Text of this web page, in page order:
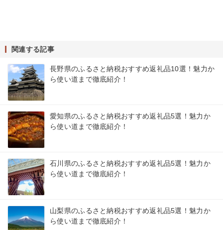
関連する記事
長野県のふるさと納税おすすめ返礼品10選！魅力か
ら使い道まで徹底紹介！
愛知県のふるさと納税おすすめ返礼品5選！魅力か
ら使い道まで徹底紹介！
石川県のふるさと納税おすすめ返礼品5選！魅力か
ら使い道まで徹底紹介！
山梨県のふるさと納税おすすめ返礼品5選！魅力か
ら使い道まで徹底紹介！